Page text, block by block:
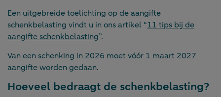
Een uitgebreide toelichting op de aangifte
schenkbelasting vindt u in ons artikel “11 tips bij de
aangifte schenkbelasting”.
Van een schenking in 2026 moet vóór 1 maart 2027
aangifte worden gedaan.
Hoeveel bedraagt de schenkbelasting?